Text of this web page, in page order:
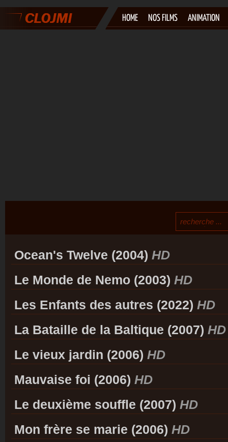
HOME NOS FILMS ANIMATION
Ocean's Twelve (2004) HD
Le Monde de Nemo (2003) HD
Les Enfants des autres (2022) HD
La Bataille de la Baltique (2007) HD
Le vieux jardin (2006) HD
Mauvaise foi (2006) HD
Le deuxième souffle (2007) HD
Mon frère se marie (2006) HD